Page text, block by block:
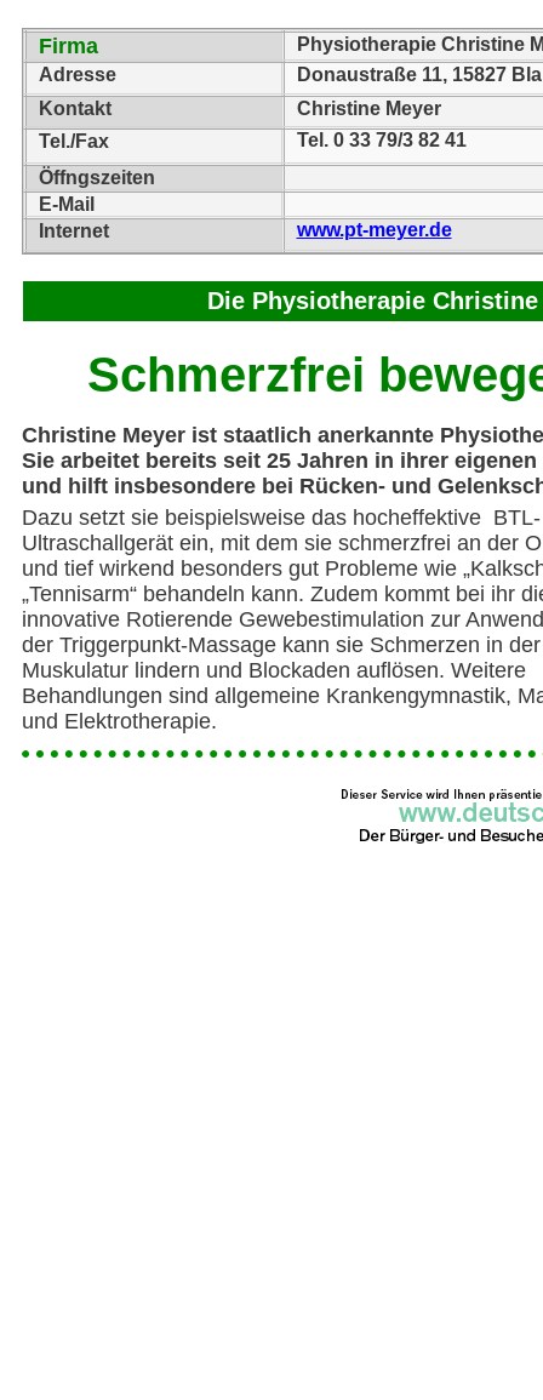
Christine Meyer ist staatlich anerkannte
Sie arbeitet bereits seit 25 Jahren in ihrer eigenen
und hilft insbesondere bei Rücken- und
Dazu setzt sie beispielsweise das hocheffektive BTL-
Ultraschallgerät ein, mit dem sie schmerzfrei an der
und tief wirkend besonders gut Probleme wie
„Tennisarm“ behandeln kann. Zudem kommt bei ihr
innovative Rotierende Gewebestimulation zur
der Triggerpunkt-Massage kann sie Schmerzen in der
Muskulatur lindern und Blockaden auflösen. Weitere
Behandlungen sind allgemeine Krankengymnastik,
und Elektrotherapie.
Schmerzfrei
Firma
Physiotherapie Christine
Adresse
Donaustraße 11, 15827
Kontakt
Christine Meyer
Tel./Fax
Tel. 0 33 79/3 82 41
Öffngszeiten
E-Mail
Internet
www.pt-meyer.de
Die Physiotherapie